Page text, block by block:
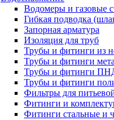
Водомеры и газовые
Гибкая подводка
Запорная арматура
Изоляция для труб
Трубы и фитинги из
Трубы и фитинги
Трубы и фитинги
Трубы и фитинги
Фильтры для
Фитинги и
Фитинги стальные и